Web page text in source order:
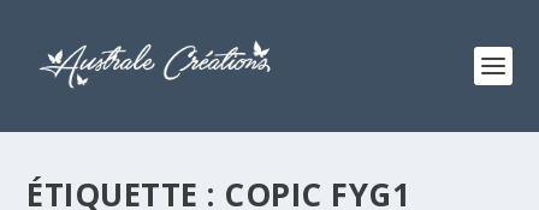
ÉTIQUETTE : COPIC FYG1